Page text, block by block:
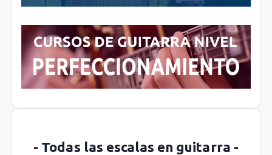
- Todas las escalas en guitarra -